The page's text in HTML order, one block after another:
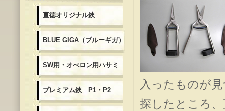
直徳オリジナル鋏
BLUE GIGA（ブルーギガ）
SW用・オべロン用ハサミ
プレミアム鋏 P1・P2
入ったものが
探したところ